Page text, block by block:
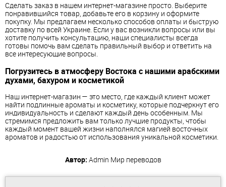
Сделать заказ в нашем интернет-магазине просто. Выберите
понравившийся товар, добавьте его в корзину и оформите
покупку. Мы предлагаем несколько способов оплаты и быструю
доставку по всей Украине. Если у вас возникли вопросы или вы
хотите получить консультацию, наши специалисты всегда
готовы помочь вам сделать правильный выбор и ответить на
все интересующие вопросы.
Погрузитесь в атмосферу Востока с нашими арабскими
духами, бахуром и косметикой
Наш интернет-магазин — это место, где каждый клиент может
найти подлинные ароматы и косметику, которые подчеркнут его
индивидуальность и сделают каждый день особенным. Мы
стремимся предложить вам только лучшие продукты, чтобы
каждый момент вашей жизни наполнялся магией восточных
ароматов и радостью от использования уникальной косметики.
Автор: Admin Мир переводов